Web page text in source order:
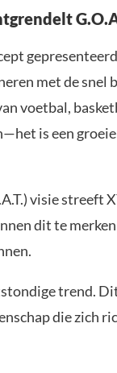
met de snel
voetbal,
is een
visie streeft
dit te
trend.
die zich